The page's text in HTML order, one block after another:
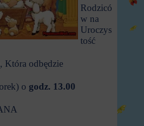
Rodzicó
w na
Uroczys
tość
Która odbędzie
o godz. 13.00